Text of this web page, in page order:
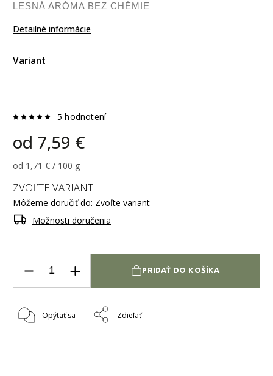
LESNÁ ARÓMA BEZ CHÉMIE
Detailné informácie
Variant
5 hodnotení
od 7,59 €
od 1,71 € / 100 g
ZVOĽTE VARIANT
Môžeme doručiť do: Zvoľte variant
Možnosti doručenia
PRIDAŤ DO KOŠÍKA
Opýtať sa Zdieľať